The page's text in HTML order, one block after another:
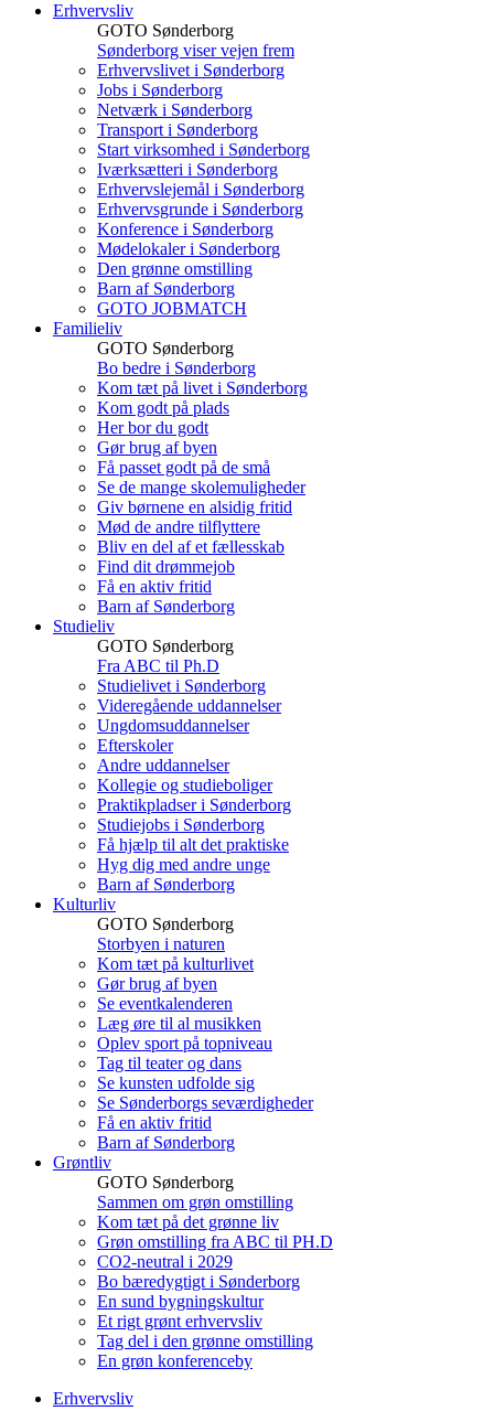
Erhvervsliv
GOTO Sønderborg
Sønderborg viser vejen frem
Erhvervslivet i Sønderborg
Jobs i Sønderborg
Netværk i Sønderborg
Transport i Sønderborg
Start virksomhed i Sønderborg
Iværksætteri i Sønderborg
Erhvervslejemål i Sønderborg
Erhvervsgrunde i Sønderborg
Konference i Sønderborg
Mødelokaler i Sønderborg
Den grønne omstilling
Barn af Sønderborg
GOTO JOBMATCH
Familieliv
GOTO Sønderborg
Bo bedre i Sønderborg
Kom tæt på livet i Sønderborg
Kom godt på plads
Her bor du godt
Gør brug af byen
Få passet godt på de små
Se de mange skolemuligheder
Giv børnene en alsidig fritid
Mød de andre tilflyttere
Bliv en del af et fællesskab
Find dit drømmejob
Få en aktiv fritid
Barn af Sønderborg
Studieliv
GOTO Sønderborg
Fra ABC til Ph.D
Studielivet i Sønderborg
Videregående uddannelser
Ungdomsuddannelser
Efterskoler
Andre uddannelser
Kollegie og studieboliger
Praktikpladser i Sønderborg
Studiejobs i Sønderborg
Få hjælp til alt det praktiske
Hyg dig med andre unge
Barn af Sønderborg
Kulturliv
GOTO Sønderborg
Storbyen i naturen
Kom tæt på kulturlivet
Gør brug af byen
Se eventkalenderen
Læg øre til al musikken
Oplev sport på topniveau
Tag til teater og dans
Se kunsten udfolde sig
Se Sønderborgs seværdigheder
Få en aktiv fritid
Barn af Sønderborg
Grøntliv
GOTO Sønderborg
Sammen om grøn omstilling
Kom tæt på det grønne liv
Grøn omstilling fra ABC til PH.D
CO2-neutral i 2029
Bo bæredygtigt i Sønderborg
En sund bygningskultur
Et rigt grønt erhvervsliv
Tag del i den grønne omstilling
En grøn konferenceby
Erhvervsliv